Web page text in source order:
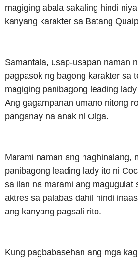
magiging abala sakaling hindi
kanyang karakter sa Batang
Samantala, usap-usapan naman
pagpasok ng bagong karakter sa
magiging panibagong leading
Ang gagampanan umano nitong
panganay na anak ni Olga.
Marami naman ang naghinalang,
panibagong leading lady ito ni
sa ilan na marami ang magugulat
aktres sa palabas dahil hindi
ang kanyang pagsali rito.
Kung pagbabasehan ang mga